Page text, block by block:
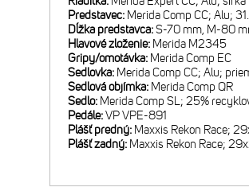
Predstavec: Merida Comp CC; Alu;
Dĺžka predstavca:S-70 mm, M-80
Hlavové zloženie: Merida M2345
Gripy/omotávka: Merida Comp EC
Sedlovka: Merida Comp CC; Alu;
Sedlová objímka: Merida Comp QR
Sedlo: Merida Comp SL; 25%
Pedále:VP VPE-891
Plášť predný: Maxxis Rekon Race;
Plášť zadný: Maxxis Rekon Race;